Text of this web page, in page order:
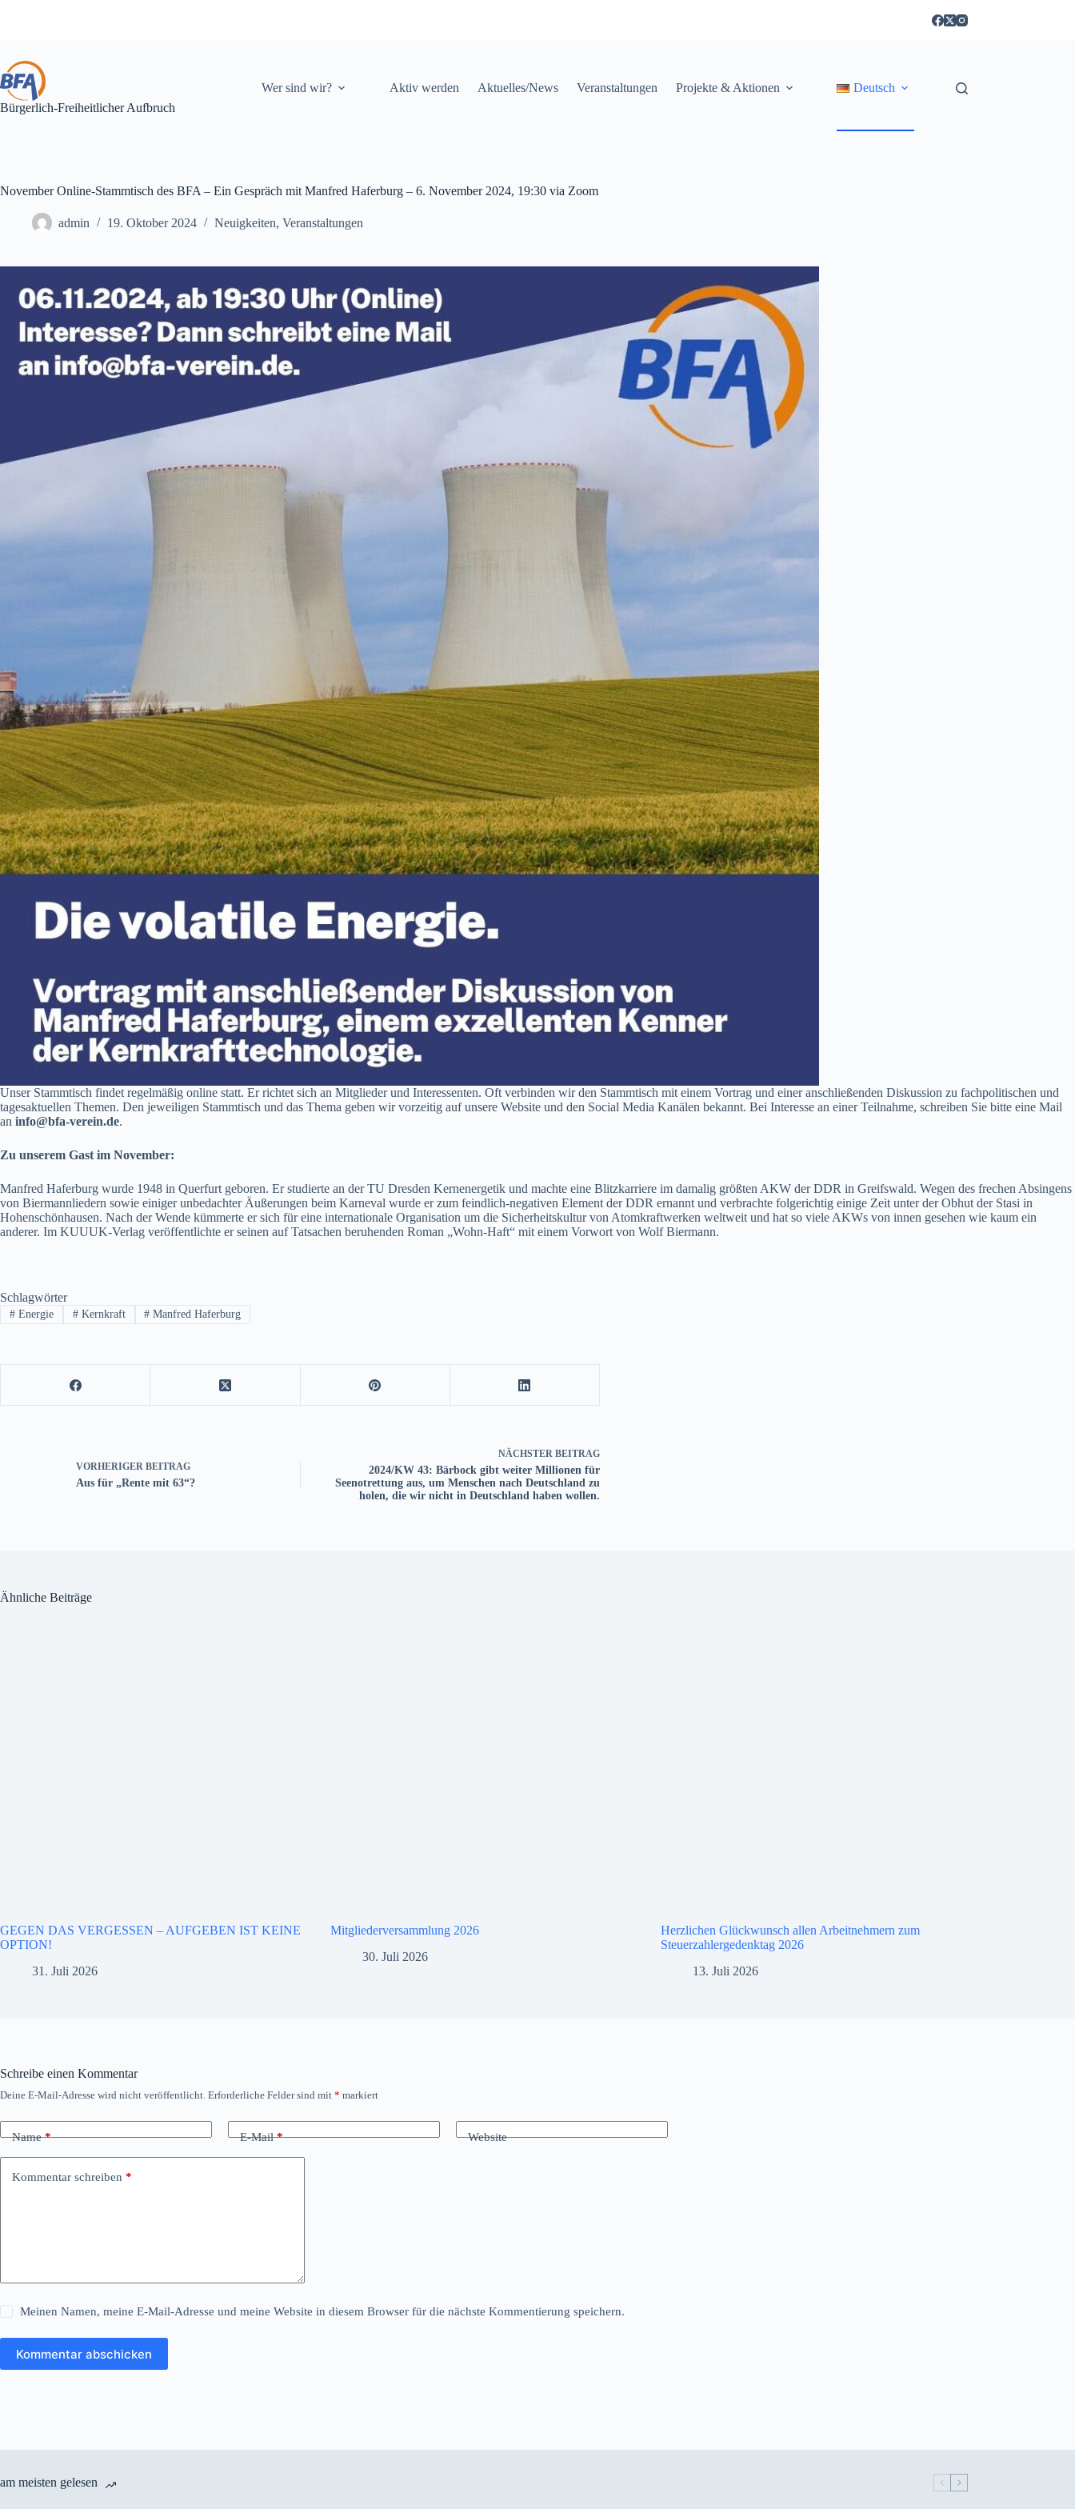
Bürgerlich-Freiheitlicher Aufbruch
Wer sind wir? Aktiv werden Aktuelles/News Veranstaltungen Projekte & Aktionen Deutsch
November Online-Stammtisch des BFA – Ein Gespräch mit Manfred Haferburg – 6. November 2024, 19:30 via Zoom
admin 19. Oktober 2024 Neuigkeiten, Veranstaltungen
Unser Stammtisch findet regelmäßig online statt. Er richtet sich an Mitglieder und Interessenten. Oft verbinden wir den Stammtisch mit einem Vortrag und einer anschließenden Diskussion zu fachpolitischen und
tagesaktuellen Themen. Den jeweiligen Stammtisch und das Thema geben wir vorzeitig auf unsere Website und den Social Media Kanälen bekannt. Bei Interesse an einer Teilnahme, schreiben Sie bitte eine Mail
an info@bfa-verein.de.
Zu unserem Gast im November:
Manfred Haferburg wurde 1948 in Querfurt geboren. Er studierte an der TU Dresden Kernenergetik und machte eine Blitzkarriere im damalig größten AKW der DDR in Greifswald. Wegen des frechen Absingens
von Biermannliedern sowie einiger unbedachter Äußerungen beim Karneval wurde er zum feindlich-negativen Element der DDR ernannt und verbrachte folgerichtig einige Zeit unter der Obhut der Stasi in
Hohenschönhausen. Nach der Wende kümmerte er sich für eine internationale Organisation um die Sicherheitskultur von Atomkraftwerken weltweit und hat so viele AKWs von innen gesehen wie kaum ein
anderer. Im KUUUK-Verlag veröffentlichte er seinen auf Tatsachen beruhenden Roman „Wohn-Haft“ mit einem Vorwort von Wolf Biermann.
Schlagwörter
#Energie #Kernkraft # Manfred Haferburg
VORHERIGER BEITRAG
Aus für „Rente mit 63“?
NÄCHSTER BEITRAG
2024/KW 43: Bärbock gibt weiter Millionen für
Seenotrettung aus, um Menschen nach Deutschland zu
holen, die wir nicht in Deutschland haben wollen.
Ähnliche Beiträge
GEGEN DAS VERGESSEN – AUFGEBEN IST KEINE
OPTION!
31. Juli 2026
Mitgliederversammlung 2026
30. Juli 2026
Herzlichen Glückwunsch allen Arbeitnehmern zum
Steuerzahlergedenktag 2026
13. Juli 2026
Schreibe einen Kommentar
Deine E-Mail-Adresse wird nicht veröffentlicht. Erforderliche Felder sind mit * markiert
Name* E-Mail* Website
Kommentar schreiben *
Meinen Namen, meine E-Mail-Adresse und meine Website in diesem Browser für die nächste Kommentierung speichern.
Kommentar abschicken
am meisten gelesen